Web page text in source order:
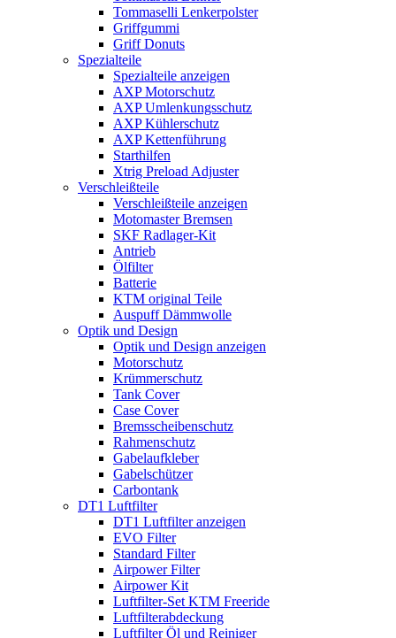
Tommaselli Lenkerpolster
Griffgummi
Griff Donuts
Spezialteile
Spezialteile anzeigen
AXP Motorschutz
AXP Umlenkungsschutz
AXP Kühlerschutz
AXP Kettenführung
Starthilfen
Xtrig Preload Adjuster
Verschleißteile
Verschleißteile anzeigen
Motomaster Bremsen
SKF Radlager-Kit
Antrieb
Ölfilter
Batterie
KTM original Teile
Auspuff Dämmwolle
Optik und Design
Optik und Design anzeigen
Motorschutz
Krümmerschutz
Tank Cover
Case Cover
Bremsscheibenschutz
Rahmenschutz
Gabelaufkleber
Gabelschützer
Carbontank
DT1 Luftfilter
DT1 Luftfilter anzeigen
EVO Filter
Standard Filter
Airpower Filter
Airpower Kit
Luftfilter-Set KTM Freeride
Luftfilterabdeckung
Luftfilter Öl und Reiniger